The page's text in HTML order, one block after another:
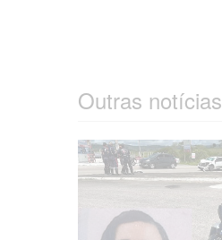
Outras notícias